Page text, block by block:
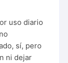
uso diario
sí, pero
ni dejar